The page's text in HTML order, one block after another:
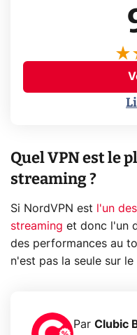
Quel VPN est le
streaming ?
Si NordVPN est
l'un
streaming et donc l'un
des performances au
n'est pas la seule sur le
Par Clubic